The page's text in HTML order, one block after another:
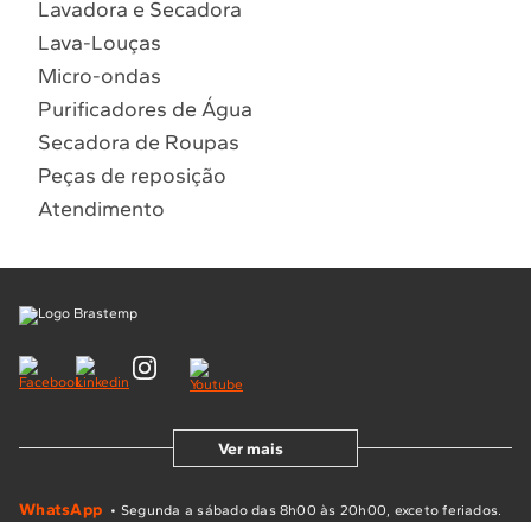
Lavadora e Secadora
Lava-Louças
Micro-ondas
Purificadores de Água
Secadora de Roupas
Peças de reposição
Atendimento
Ver mais
WhatsApp • Segunda a sábado das 8h00 às 20h00, exceto feriados.